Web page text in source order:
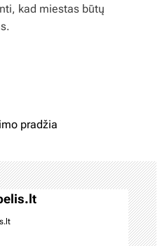
kad miestas būtų
pradžia